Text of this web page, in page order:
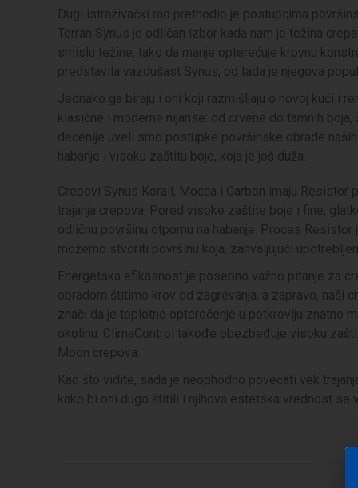
Dugi istraživački rad prethodio je postupcima
Terran Synus je odličan izbor kada nam je težina
smislu težine, tako da manje opterećuje krovnu
predstavila vazdušast Synus, od tada je njegova
Jednako ga biraju i oni koji razmišljaju o novoj kući i
klasične i moderne nijanse: od crvene do tamnih
decenije uveli smo postupke površinske obrade
habanje i visoku zaštitu boje, koja je još duža.
Crepovi Synus Korall, Mocca i Carbon imaju
trajanja crepova. Pored visoke zaštite boje i fine,
odličnu površinu otpornu na habanje. Proces
možemo stvoriti površinu koja, zahvaljujući
Energetska efikasnost je posebno važno pitanje za
obradom štitimo krov od zagrevanja, a zapravo, naši
znači da je toplotno opterećenje u potkrovlju znatno
okolinu. ClimaControl takođe obezbeđuje visoku
Moon crepova.
Kao što vidite, sada je neophodno povećati vek
kako bi oni dugo štitili i njihova estetska vrednost se